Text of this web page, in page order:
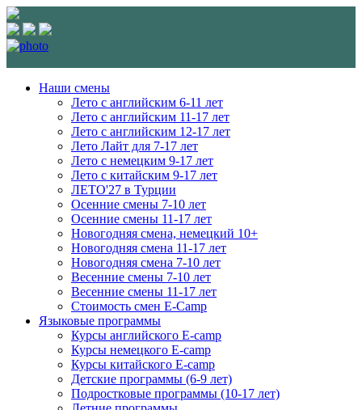
Наши смены
Лето с английским 6-11 лет
Лето с английским 11-17 лет
Лето с английским 12-17 лет
Лето Лайт для 7-17 лет
Лето c немецким 9-17 лет
Лето с китайским 9-17 лет
ЛЕТО'27 в Турции
Осенние смены 7-10 лет
Осенние смены 11-17 лет
Новогодняя смена, немецкий 10+
Новогодняя смена 11-17 лет
Новогодняя смена 7-10 лет
Весенние смены 7-10 лет
Весенние смены 11-17 лет
Стоимость смен E-Camp
Языковые программы
Курсы английского E-camp
Курсы немецкого E-camp
Курсы китайского E-camp
Детские программы (6-9 лет)
Подростковые программы (10-17 лет)